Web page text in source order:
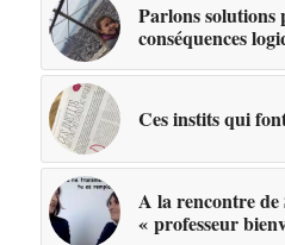
Parlons solutions
conséquences
Ces instits qui
A la rencontre de
« professeur